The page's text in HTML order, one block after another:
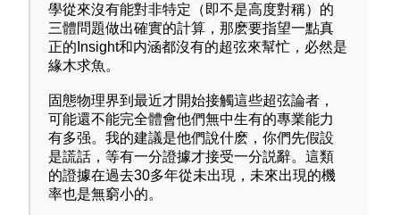
學從來沒有能對非特定（即不是高度對稱）的
三體問題做出確實的計算，那麽要指望一點真
正的Insight和内涵都沒有的超弦來幫忙，必然是
緣木求魚。
固態物理界到最近才開始接觸這些超弦論者，
可能還不能完全體會他們無中生有的專業能力
有多强。我的建議是他們說什麽，你們先假設
是謊話，等有一分證據才接受一分説辭。這類
的證據在過去30多年從未出現，未來出現的機
率也是無窮小的。